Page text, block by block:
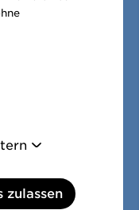
und
und
Mehr
zulassen